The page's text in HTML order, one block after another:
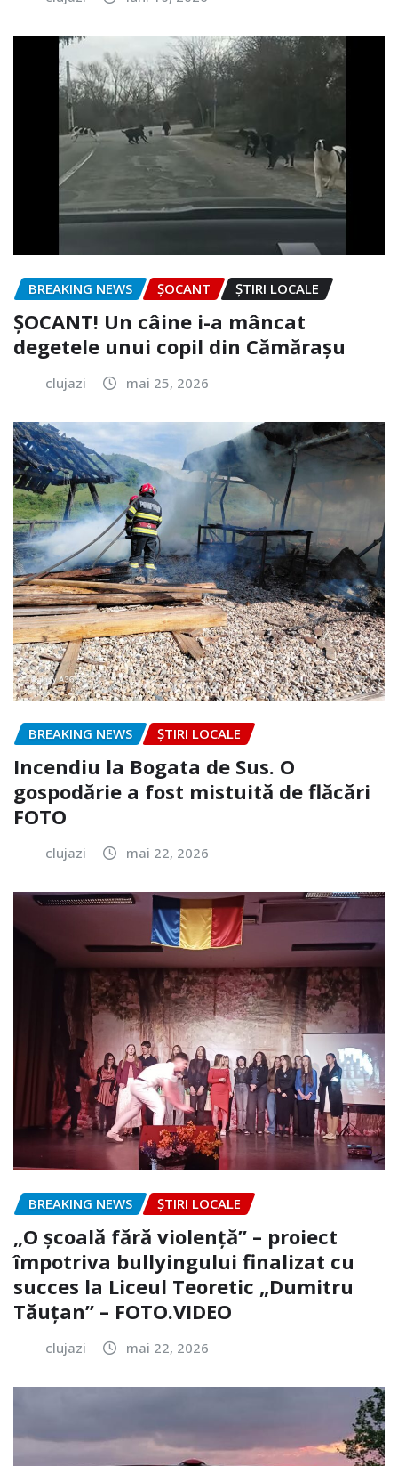
BREAKING NEWS ȘOCANT ȘTIRI LOCALE
ȘOCANT! Un câine i-a mâncat
degetele unui copil din Cămărașu
clujazi mai 25, 2026
BREAKING NEWS ȘTIRI LOCALE
Incendiu la Bogata de Sus. O
gospodărie a fost mistuită de flăcări
FOTO
clujazi mai 22, 2026
BREAKING NEWS ȘTIRI LOCALE
„O școală fără violență” – proiect
împotriva bullyingului finalizat cu
succes la Liceul Teoretic „Dumitru
Tăuțan” – FOTO.VIDEO
clujazi mai 22, 2026